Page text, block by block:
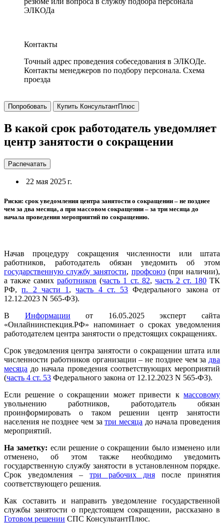
ЭЛКОДа
Контакты
Точный адрес проведения собеседования в ЭЛКОДе.
Контакты менеджеров по подбору персонала. Схема
проезда
Попробовать Купить КонсультантПлюс
В какой срок работодатель уведомляет
центр занятости о сокращении
Распечатать
22 мая 2025 г.
Риски: срок уведомления центра занятости о сокращении – не позднее
чем за два месяца, а при массовом сокращении – за три месяца до
начала проведения мероприятий по сокращению.
Начав процедуру сокращения численности или штата
работников, работодатель обязан уведомить об этом
государственную службу занятости, профсоюз(при наличии),
а также самихработников (часть 1 ст. 82, часть 2 ст. 180ТК
РФ,п. 2 части 1 ,часть 4 ст. 53 Федерального закона от
12.12.2023 N 565-ФЗ).
В Информации от 16.05.2025 эксперт сайта
«Онлайнинспекция.РФ» напоминает о сроках уведомления
работодателем центра занятости о предстоящих сокращениях.
Срок уведомления центра занятости о сокращении штата или
численности работников организации – не позднее чем за два
месяца до начала проведения соответствующих мероприятий
(часть 4 ст. 53 Федерального закона от 12.12.2023 N 565-ФЗ).
Если решение о сокращении может привести к массовому
увольнению работников, работодатель обязан
проинформировать о таком решении центр занятости
населения не позднее чем затри месяца до начала проведения
мероприятий.
На заметку: если решение о сокращении было изменено или
отменено, об этом также необходимо уведомить
государственную службу занятости в установленном порядке.
Срок уведомления –три рабочих дняпосле принятия
соответствующего решения.
Как составить и направить уведомление государственной
службы занятости о предстоящем сокращении, рассказано в
Готовом решении СПС КонсультантПлюс.